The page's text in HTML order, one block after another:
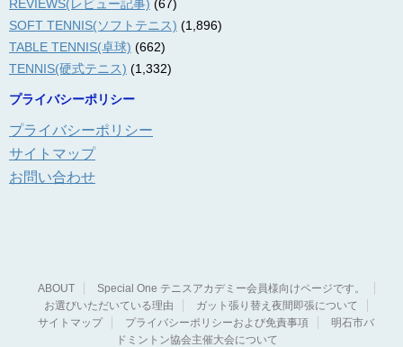
REVIEWS(レビュー記事) (67)
SOFT TENNIS(ソフトテニス) (1,896)
TABLE TENNIS(卓球) (662)
TENNIS(硬式テニス) (1,332)
プライバシーポリシー
プライバシーポリシー
サイトマップ
お問い合わせ
ABOUT
Special One テニスアカデミー会員様向けページです。
お選びいただいている理由
ガット張り替え夜間即張について
サイトマップ
プライバシーポリシーおよび免責事項
明石市バ
ドミントン協会主催大会について